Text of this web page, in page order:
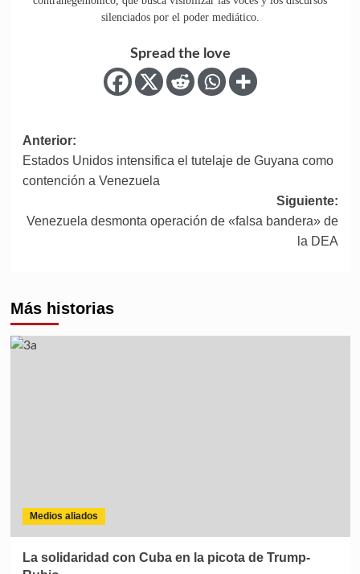
silenciados por el poder mediático.
Spread the love
Anterior:
Estados Unidos intensifica el tutelaje de Guyana como
contención a Venezuela
Siguiente:
Venezuela desmonta operación de «falsa bandera» de
la DEA
Más historias
Medios aliados
La solidaridad con Cuba en la picota de Trump-